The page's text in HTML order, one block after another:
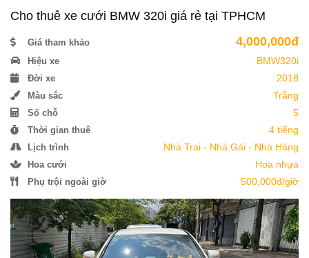
Cho thuê xe cưới BMW 320i giá rẻ tại TPHCM
Giá tham khảo 4,000,000đ
Hiệu xe BMW320i
Đời xe 2018
Màu sắc Trắng
Số chỗ 5
Thời gian thuê 4 tiếng
Lịch trình Nhà Trai - Nhà Gái - Nhà Hàng
Hoa cưới Hoa nhựa
Phụ trội ngoài giờ 500,000đ/giờ